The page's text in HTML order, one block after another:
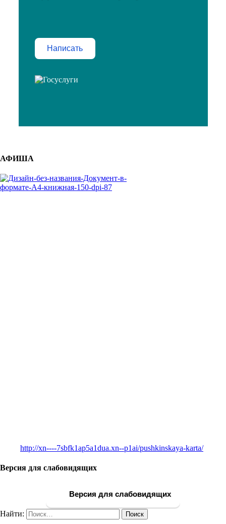
Написать
АФИША
http://xn----7sbfk1ap5a1dua.xn--p1ai/pushkinskaya-karta/
Версия для слабовидящих
Версия для слабовидящих
Найти: